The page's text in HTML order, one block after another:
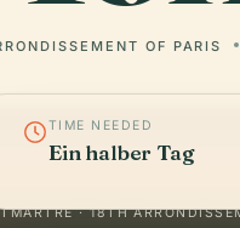
OF PARIS
· 18TH
TIME NEEDED
Ein halber Tag